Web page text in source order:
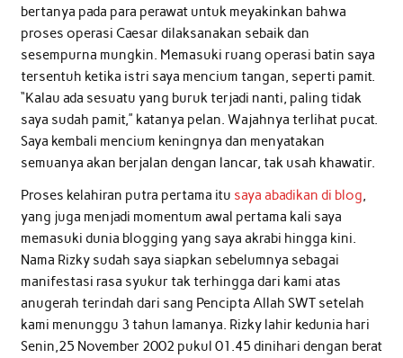
bertanya pada para perawat untuk meyakinkan bahwa
proses operasi Caesar dilaksanakan sebaik dan
sesempurna mungkin. Memasuki ruang operasi batin saya
tersentuh ketika istri saya mencium tangan, seperti pamit.
“Kalau ada sesuatu yang buruk terjadi nanti, paling tidak
saya sudah pamit,” katanya pelan. Wajahnya terlihat pucat.
Saya kembali mencium keningnya dan menyatakan
semuanya akan berjalan dengan lancar, tak usah khawatir.
Proses kelahiran putra pertama itu saya abadikan di blog
yang juga menjadi momentum awal pertama kali saya
memasuki dunia blogging yang saya akrabi hingga kini.
Nama Rizky sudah saya siapkan sebelumnya sebagai
manifestasi rasa syukur tak terhingga dari kami atas
anugerah terindah dari sang Pencipta Allah SWT setelah
kami menunggu 3 tahun lamanya. Rizky lahir kedunia hari
Senin,25 November 2002 pukul 01.45 dinihari dengan berat